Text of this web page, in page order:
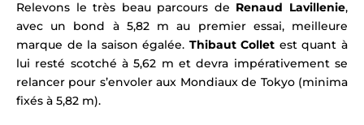
Relevons le très beau parcours de Renaud Lavillenie,
avec un bond à 5,82 m au premier essai, meilleure
marque de la saison égalée. Thibaut Collet est quant à
lui resté scotché à 5,62 m et devra impérativement se
relancer pour s’envoler aux Mondiaux de Tokyo (minima
fixés à 5,82 m).